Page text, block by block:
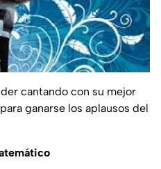
cantando con su mejor
ganarse los aplausos del